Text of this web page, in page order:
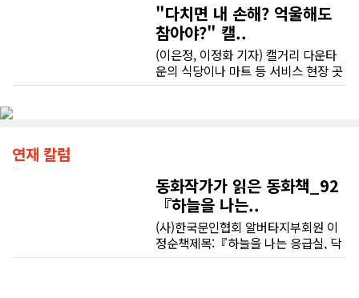
"다치면 내 손해? 억울해도
참아야?" 캘..
(이은정, 이정화 기자) 캘거리 다운타
운의 식당이나 마트 등 서비스 현장 곳
면할 때 이들의 활기찬 미소는 이내 깊
은 막막함으로 바뀐다.현장의 현실은
법률 안내서에 적힌 활자처럼 순탄하
게만 흘러가지 않는다. 부당한 상황을
마주하더라도 비자에 치명적인 문제가
연재 칼럼
동화작가가 읽은 동화책_92
『하늘을 나는..
(사)한국문인협회 알버타지부회원 이
정순책제목:『하늘을 나는 응급실, 닥